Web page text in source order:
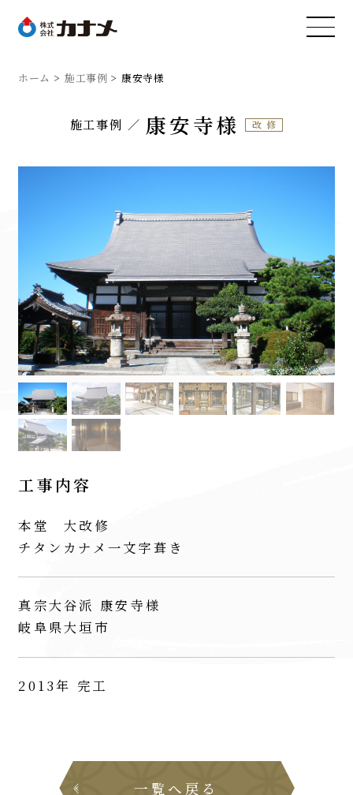
ホーム 施工事例 康安寺様
施工事例 康安寺様 改修
工事内容
本堂 大改修
チタンカナメ一文字葺き
真宗大谷派 康安寺様
岐阜県大垣市
2013年 完工
一覧へ戻る